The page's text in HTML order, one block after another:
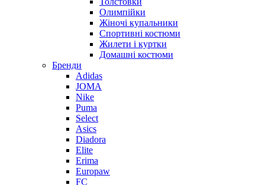
Олимпійки
Жіночі купальники
Спортивні костюми
Жилети і куртки
Домашні костюми
Бренди
Adidas
JOMA
Nike
Puma
Select
Asics
Diadora
Elite
Erima
Europaw
FC